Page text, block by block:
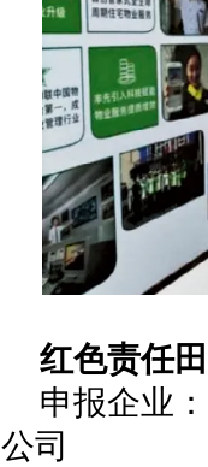
红色责任田
申报企业
公司